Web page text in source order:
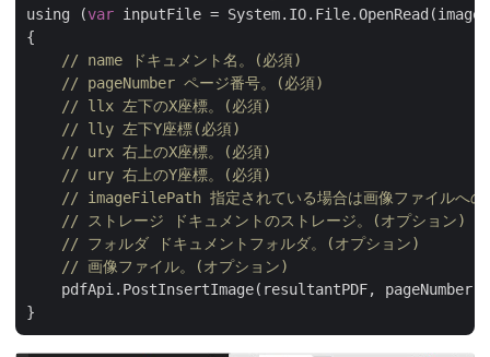
using (var inputFile =
{
// name ドキュメント名。(必須)
// pageNumber ページ番号。(必須)
// llx 左下のX座標。(必須)
// lly 左下Y座標(必須)
// urx 右上のX座標。(必須)
// ury 右上のY座標。(必須)
// imageFilePath 指定されている場合は画像ファイルへの
// ストレージ ドキュメントのストレージ。(オプション)
// フォルダ ドキュメントフォルダ。(オプション)
// 画像ファイル。(オプション)
pdfApi.PostInsertImage(resultantPDF,